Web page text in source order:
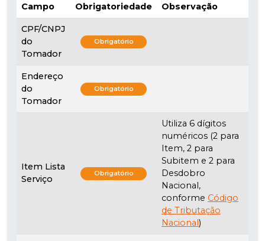
Campo Obrigatoriedade Observação
CPF/CNPJ
do
Tomador
Obrigatório
Endereço
do
Tomador
Obrigatório
Item Lista
Serviço
Obrigatório
Utiliza 6 dígitos
numéricos (2 para
Item, 2 para
Subitem e 2 para
Desdobro
Nacional,
conforme Código
de Tributação
Nacional)